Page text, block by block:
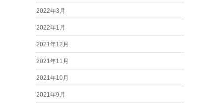
2022年3月
2022年1月
2021年12月
2021年11月
2021年10月
2021年9月